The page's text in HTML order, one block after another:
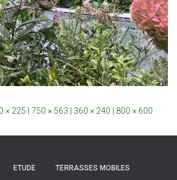
× 225 | 750 × 563 | 360 × 240 | 800 × 600
ETUDE TERRASSES MOBILES